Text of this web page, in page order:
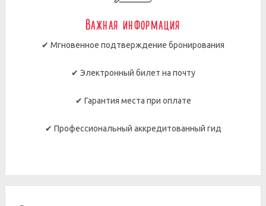
Важная информация
✔ Мгновенное подтверждение бронирования
✔ Электронный билет на почту
✔ Гарантия места при оплате
✔ Профессиональный аккредитованный гид